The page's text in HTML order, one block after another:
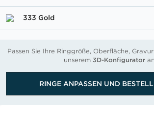
333 Gold
Passen Sie Ihre Ringgröße, Oberfläche,
unserem 3D-Konfigurator
RINGE ANPASSEN UND